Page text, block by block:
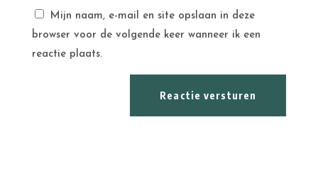
Mijn naam, e-mail en site opslaan in deze
browser voor de volgende keer wanneer ik een
reactie plaats.
Reactie versturen